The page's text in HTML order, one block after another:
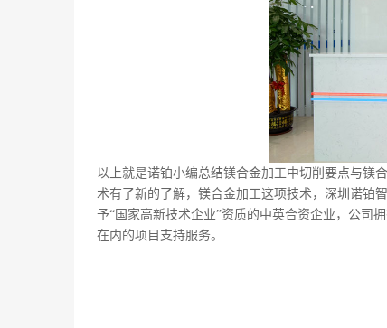
以上就是诺铂小编总结镁合金加工中切削要点与镁
术有了新的了解，镁合金加工这项技术，深圳诺铂
予“国家高新技术企业”资质的中英合资企业，公司
在内的项目支持服务。